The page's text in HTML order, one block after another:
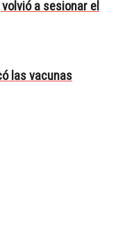
a sesionar el
las vacunas